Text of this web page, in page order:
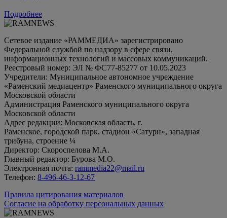
Подробнее
Сетевое издание «РАММЕДИА» зарегистрировано
Федеральной службой по надзору в сфере связи,
информационных технологий и массовых коммуникаций.
Реестровый номер: ЭЛ № ФС77-85277 от 10.05.2023
Учредители: Муниципальное автономное учреждение
«Раменский медиацентр» Раменского муниципального округа
Московской области
Администрация Раменского муниципального округа
Московской области
Адрес редакции: Московская область, г.
Раменское, городской парк, стадион «Сатурн», западная
трибуна, строение ¼
Директор: Скороспелова М.А.
Главный редактор: Бурова М.О.
Электронная почта: rammedia22@mail.ru
Телефон: 8-496-46-3-12-67
Правила цитирования материалов
Согласие на обработку персональных данных